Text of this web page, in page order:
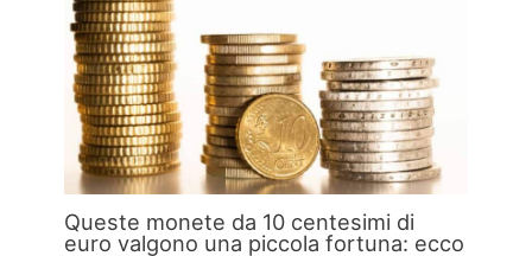
Queste monete da 10 centesimi di
euro valgono una piccola fortuna: ecco